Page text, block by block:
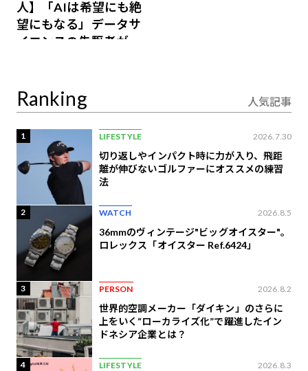
人】「AIは希望にも絶
望にもなる」データサ
イエンスの先駆者が語
Ranking 人気記事
1 LIFESTYLE 2026.7.30
切り返しやインパクト時に力が入り、飛距
離が伸びないゴルファーにオススメの練習
法
2 WATCH 2026.8.5
36mmのヴィンテージ"ビッグオイスター"。
ロレックス「オイスター Ref.6424」
3 PERSON 2026.8.2
世界的空調メーカー「ダイキン」のさらに
上をいく“ローカライズ化”で躍進したイン
ドネシア企業とは？
4 LIFESTYLE 2026.8.3